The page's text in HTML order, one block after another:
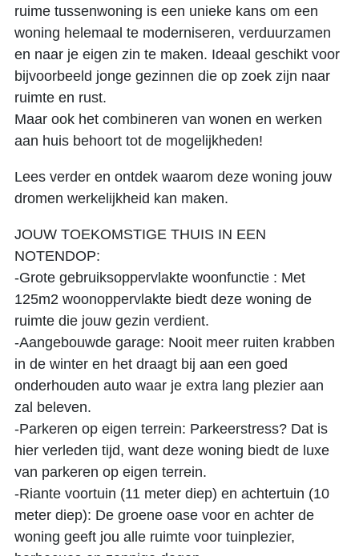
ruime tussenwoning is een unieke kans om een
woning helemaal te moderniseren, verduurzamen
en naar je eigen zin te maken. Ideaal geschikt voor
bijvoorbeeld jonge gezinnen die op zoek zijn naar
ruimte en rust.
Maar ook het combineren van wonen en werken
aan huis behoort tot de mogelijkheden!
Lees verder en ontdek waarom deze woning jouw
dromen werkelijkheid kan maken.
JOUW TOEKOMSTIGE THUIS IN EEN
NOTENDOP:
-Grote gebruiksoppervlakte woonfunctie : Met
125m2 woonoppervlakte biedt deze woning de
ruimte die jouw gezin verdient.
-Aangebouwde garage: Nooit meer ruiten krabben
in de winter en het draagt bij aan een goed
onderhouden auto waar je extra lang plezier aan
zal beleven.
-Parkeren op eigen terrein: Parkeerstress? Dat is
hier verleden tijd, want deze woning biedt de luxe
van parkeren op eigen terrein.
-Riante voortuin (11 meter diep) en achtertuin (10
meter diep): De groene oase voor en achter de
woning geeft jou alle ruimte voor tuinplezier,